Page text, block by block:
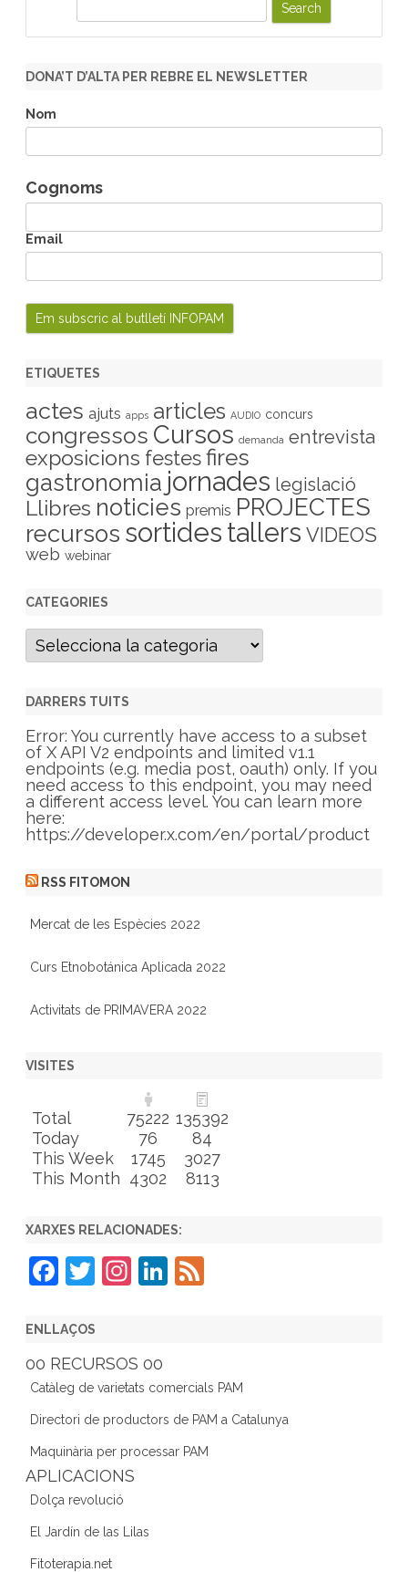
r
h
DONA’T D’ALTA PER REBRE EL NEWSLETTER
Nom
Cognoms
Email
ETIQUETES
actes ajuts apps articles AUDIO concurs
congressos Cursos demanda entrevista
exposicions festesfires
gastronomia jornades legislació
Llibres noticies premis PROJECTES
recursos sortides tallers VIDEOS
web webinar
CATEGORIES
C
t
g
r
i
e
s
DARRERS TUITS
Error: You currently have access to a subset
of X API V2 endpoints and limited v1.1
endpoints (e.g. media post, oauth) only. If you
need access to this endpoint, you may need
a different access level. You can learn more
here:
https://developer.x.com/en/portal/product
RSS FITOMON
Mercat de les Espècies 2022
Curs Etnobotánica Aplicada 2022
Activitats de PRIMAVERA 2022
VISITES
Total 75222 135392
Today
76
84
This Week
1745
3027
This Month 4302 8113
XARXES RELACIONADES:
F
c
e
b
o
o
k
T
er
In
gr
a
m
Li
dI
n
ENLLAÇOS
00 RECURSOS 00
Catàleg de varietats comercials PAM
Directori de productors de PAM a Catalunya
Maquinària per processar PAM
APLICACIONS
Dolça revolució
El Jardín de las Lilas
Fitoterapia.net